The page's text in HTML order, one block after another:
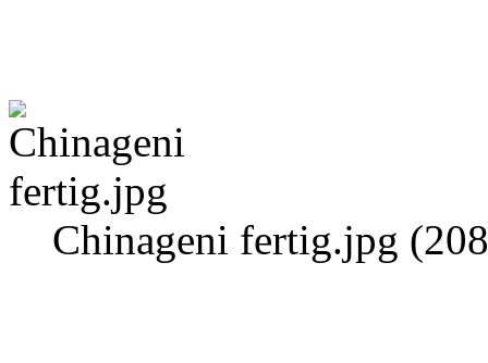
Chinageni fertig.jpg